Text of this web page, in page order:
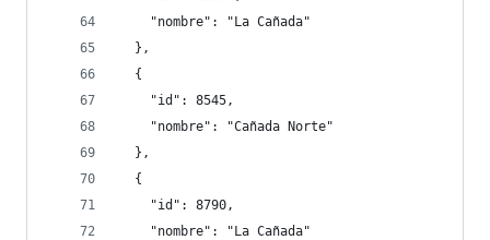
    "nombre": "La Cañada"
  },
  {
    "id": 8545,
    "nombre": "Cañada Norte"
  },
  {
    "id": 8790,
    "nombre": "La Cañada"